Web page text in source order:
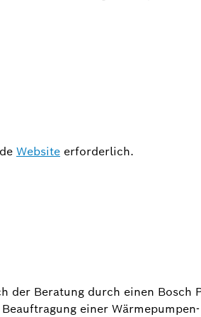
Website erforderlich.
der Beratung durch einen Bosch
einer Wärmepumpen-